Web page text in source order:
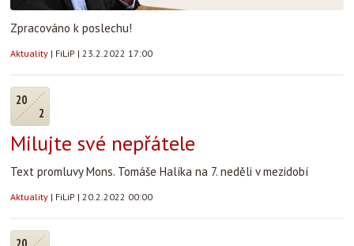
Zpracováno k poslechu!
Aktuality | FiLiP | 23.2.2022 17:00
20
2
Milujte své nepřátele
Text promluvy Mons. Tomáše Halíka na 7. neděli v mezidobí
Aktuality | FiLiP | 20.2.2022 00:00